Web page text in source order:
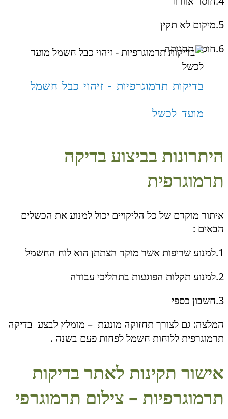
5.מיקום לא תקין
6.חוסר תחזוקה
בדיקות תרמוגרפיות - זיהוי כבל חשמל
מועד לכשל
היתרונות בביצוע בדיקה
תרמוגרפית
איתור מוקדם של כל הליקויים יכול למנוע את הכשלים
הבאים :
1.למנוע שריפות אשר מוקד הצתתן הוא לוח החשמל
2.למנוע תקלות הפוגעות בתהליכי עבודה
3.חשבון כספי
המלצה: גם לצורך תחזוקה מונעת – מומלץ לבצע בדיקה
תרמוגרפית ללוחות חשמל לפחות פעם בשנה .
אישור תקינות לאתר בדיקות
תרמוגרפיות – צילום תרמוגרפי